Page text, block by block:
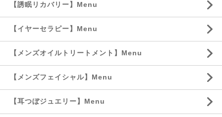
【誘眠リカバリー】Menu
【イヤーセラピー】Menu
【メンズオイルトリートメント】Menu
【メンズフェイシャル】Menu
【耳つぼジュエリー】Menu